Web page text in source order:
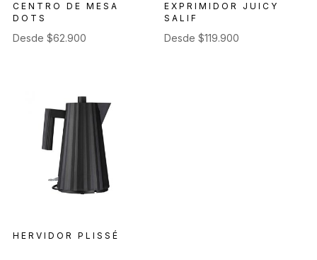
CENTRO DE MESA
DOTS
Desde $62.900
EXPRIMIDOR JUICY
SALIF
Desde$119.900
HERVIDOR PLISSÉ